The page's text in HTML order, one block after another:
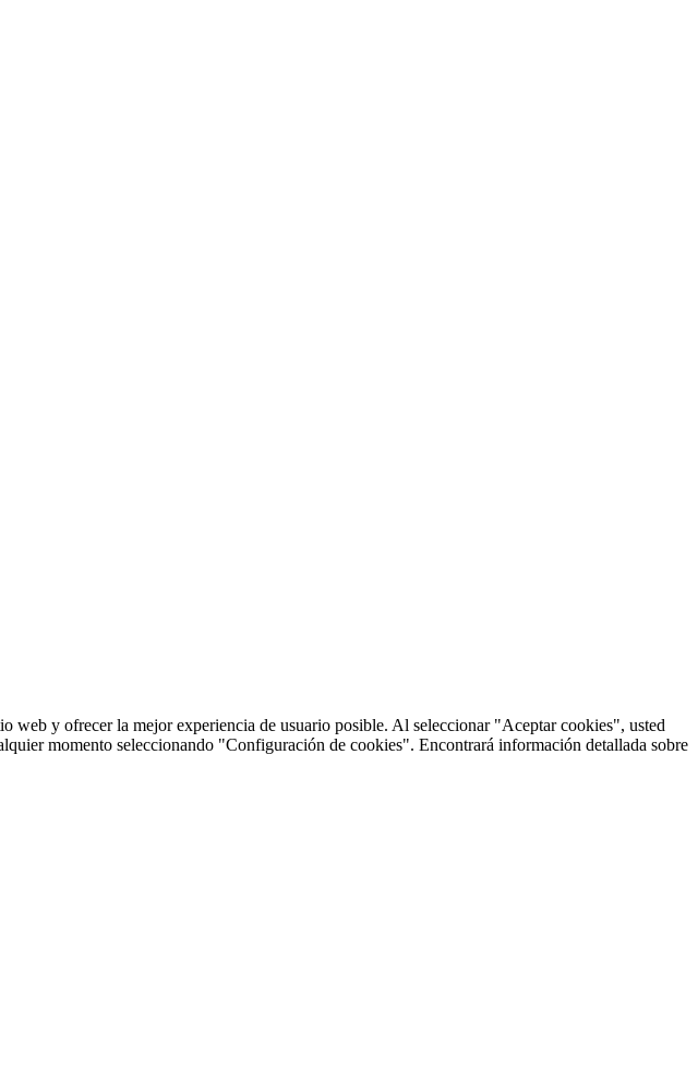
web y ofrecer la mejor experiencia de usuario posible. Al seleccionar "Aceptar cookies", usted
momento seleccionando "Configuración de cookies". Encontrará información detallada sobre